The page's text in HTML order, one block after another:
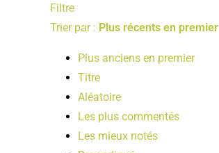
Filtre
Trier par : Plus récents en premier
Plus anciens en premier
Titre
Aléatoire
Les plus commentés
Les mieux notés